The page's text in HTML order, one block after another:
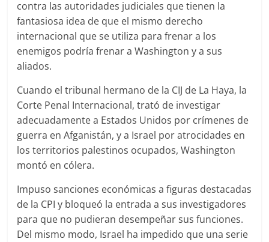
contra las autoridades judiciales que tienen la
fantasiosa idea de que el mismo derecho
internacional que se utiliza para frenar a los
enemigos podría frenar a Washington y a sus
aliados.
Cuando el tribunal hermano de la CIJ de La Haya, la
Corte Penal Internacional, trató de investigar
adecuadamente a Estados Unidos por crímenes de
guerra en Afganistán, y a Israel por atrocidades en
los territorios palestinos ocupados, Washington
montó en cólera.
Impuso sanciones económicas a figuras destacadas
de la CPI y bloqueó la entrada a sus investigadores
para que no pudieran desempeñar sus funciones.
Del mismo modo, Israel ha impedido que una serie